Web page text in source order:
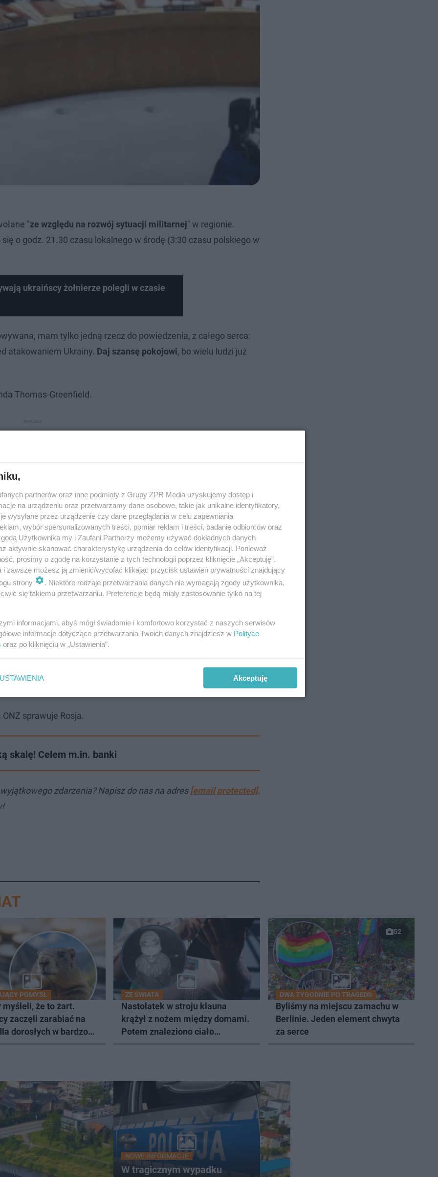
"ze względu na rozwój sytuacji militarnej" w regionie.
o godz. 21.30 czasu lokalnego w środę (3:30 czasu polskiego w
ukraińscy żołnierze polegli w czasie
mam tylko jedną rzecz do powiedzenia, z całego serca:
atakowaniem Ukrainy. Daj szansę pokojowi, bo wielu ludzi już
Thomas-Greenfield.
zwrócić się do Rosji, by się powstrzymała (...)Odejdźcie od
i przyjęcia rezolucji ws. rosyjskiej inwazji na Ukrainę.
jutro rezolucję w tej sprawie - powiedziała ambasador.
obrad Rady Bezpieczeństwa pokazało "
sprawuje Rosja.
skalę! Celem m.in. banki
zdarzenia? Napisz do nas na adres[email protected].
POMYSŁ
myśleli, że to żart.
zaczęli zarabiać na
dorosłych w bardzo
ZE ŚWIATA
Nastolatek w stroju klauna
krążył z nożem między domami.
Potem znaleziono ciało
52
DWA TYGODNIE PO TRAGEDII
Byliśmy na miejscu zamachu w
Berlinie. Jeden element chwyta
za serce
NOWE INFORMACJE
W tragicznym wypadku
partnerów oraz inne podmioty z Grupy ZPR Media uzyskujemy dostęp i
na urządzeniu oraz przetwarzamy dane osobowe, takie jak unikalne identyfikatory,
wysyłane przez urządzenie czy dane przeglądania w celu zapewniania
wybór spersonalizowanych treści, pomiar reklam i treści, badanie odbiorców oraz
Użytkownika my i Zaufani Partnerzy możemy używać dokładnych danych
aktywnie skanować charakterystykę urządzenia do celów identyfikacji. Ponieważ
prosimy o zgodę na korzystanie z tych technologii poprzez kliknięcie „Akceptuję”.
i zawsze możesz ją zmienić/wycofać klikając przycisk ustawień prywatności znajdujący
strony
. Niektóre rodzaje przetwarzania danych nie wymagają zgody użytkownika,
się takiemu przetwarzaniu. Preferencje będą miały zastosowanie tylko na tej
informacjami, abyś mógł świadomie i komfortowo korzystać z naszych serwisów
informacje dotyczące przetwarzania Twoich danych znajdziesz w Polityce
oraz po kliknięciu w „Ustawienia”.
USTAWIENIA Akceptuję